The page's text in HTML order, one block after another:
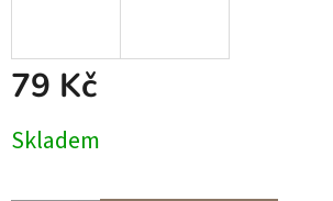
79 Kč
cena:
Skladem